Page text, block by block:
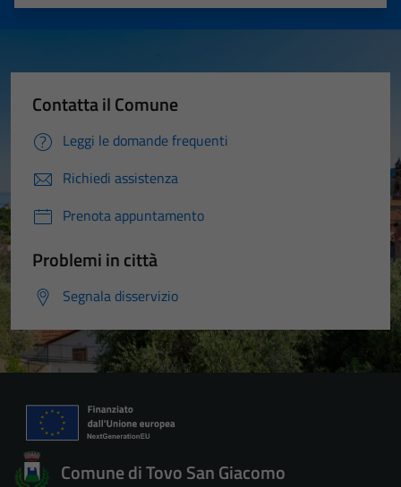
Contatta il Comune
Leggi le domande frequenti
Richiedi assistenza
Prenota appuntamento
Problemi in città
Segnala disservizio
Comune di Tovo San Giacomo